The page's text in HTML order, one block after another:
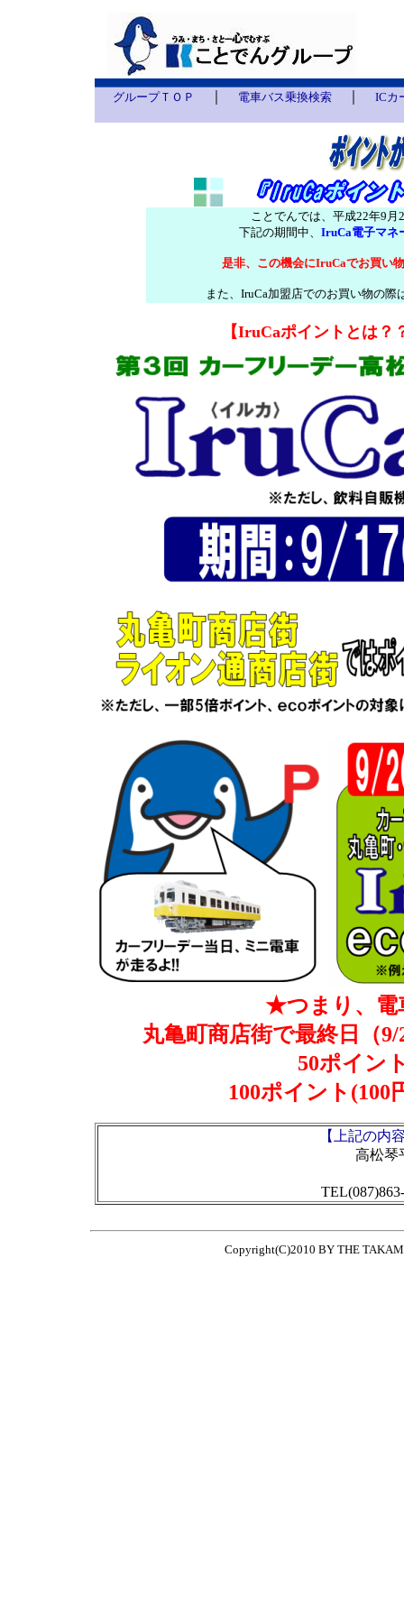
グループＴＯＰ 電車バス乗換検索｜ ICカ
ことでんでは、平成22年9
下記の期間中、 IruCa電子マネ
是非、この機会にIruCaでお買い
また、IruCa加盟店でのお買い物の
【IruCaポイントとは？
★つまり、電
丸亀町商店街で最終日（
50ポイン
100ポイント(100
【上記の内
高松琴
Copyright(C)2010 BY THE